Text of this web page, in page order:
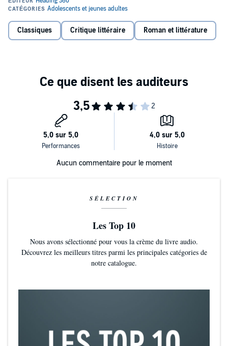
"Facile à lire" est une collection de titres qui vous entraîne à la
française. Cet outil pédagogique est destiné à accompagner les
lycéens dans leurs études. Plus généralement, elle s'adresse à tous
les amoureux de la littérature qui souhaitent revisiter ou découvrir
Classiques Critique littéraire Roman et littérature
Aucun commentaire pour le moment
SÉLECTION
Les Top 10
Nous avons sélectionné pour vous la crème du livre audio.
Découvrez les meilleurs titres parmi les principales catégories de
notre catalogue.